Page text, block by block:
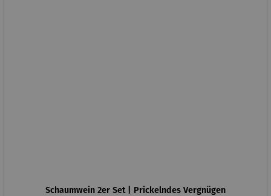
Schaumwein 2er Set | Prickelndes Vergnügen